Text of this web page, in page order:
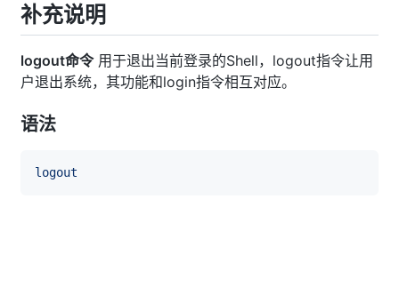
补充说明
logout命令用于退出当前登录的Shell，logout指令让用
户退出系统，其功能和login指令相互对应。
语法
logout